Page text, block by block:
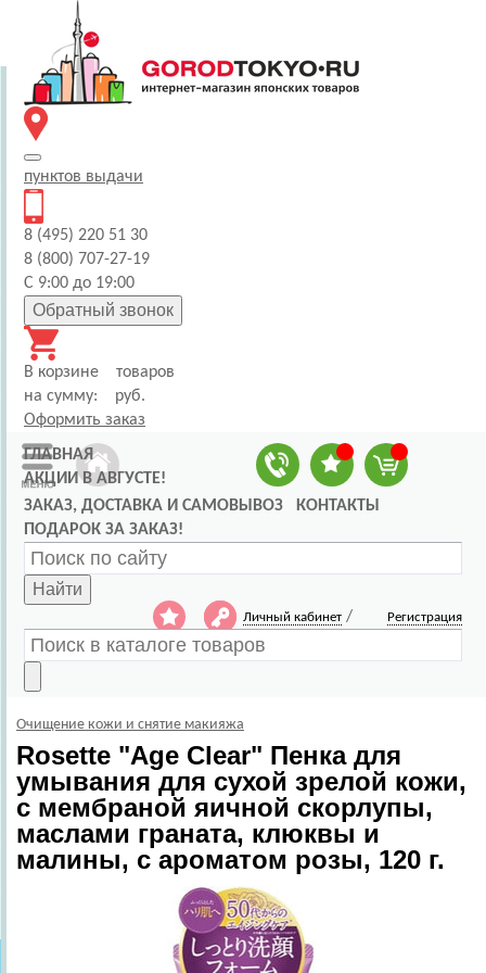
пунктов выдачи
8 (495) 220 51 30
8 (800) 707-27-19
С 9:00 до 19:00
Обратный звонок
В корзине
товаров
на сумму:
руб.
Оформить заказ
ГЛАВНАЯ
АКЦИИ В АВГУСТЕ!
ЗАКАЗ, ДОСТАВКА И САМОВЫВОЗ
КОНТАКТЫ
ПОДАРОК ЗА ЗАКАЗ!
Найти
Личный кабинет / Регистрация
Очищение кожи и снятие макияжа
Rosette "Age Clear" Пенка для
умывания для сухой зрелой кожи,
с мембраной яичной скорлупы,
маслами граната, клюквы и
малины, с ароматом розы, 120 г.